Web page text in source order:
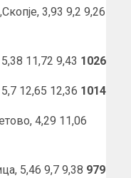
3,93 9,2 9,26
11,72 9,43 1026
12,65 12,36 1014
4,29 11,06
5,46 9,7 9,38 979